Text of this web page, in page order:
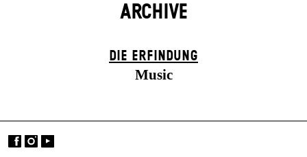
ARCHIVE
DIE ERFINDUNG
Music